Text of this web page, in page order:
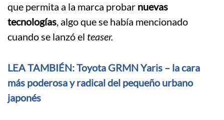
que permita a la marca probar nuevas
tecnologías, algo que se había mencionado
cuando se lanzó el teaser.
LEA TAMBIÉN: Toyota GRMN Yaris – la cara
más poderosa y radical del pequeño urbano
japonés